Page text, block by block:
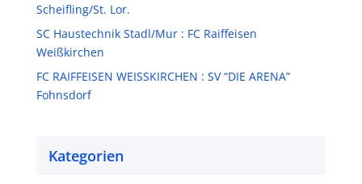
Scheifling/St. Lor.
SC Haustechnik Stadl/Mur : FC Raiffeisen
Weißkirchen
FC RAIFFEISEN WEISSKIRCHEN : SV “DIE ARENA”
Fohnsdorf
Kategorien